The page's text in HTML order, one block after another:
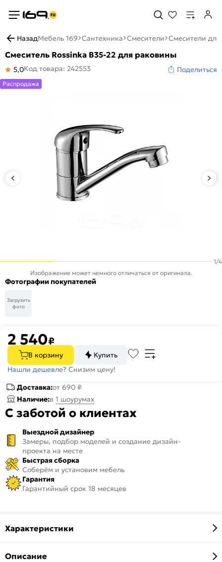
НазадМебель 169 Сантехника Смесители Смесители
Смеситель Rossinka B35-22 для раковины
5,0Код товара: 242553 Поделиться
1/4
Распродажа
Изображение может немного отличаться от оригинала.
Фотографии покупателей
Загрузить
фото
2 540₽
В корзину
Купить
Нашли дешевле? Снизим цену!
Доставка:от 690 ₽
Наличие:в 1 шоурумах
С заботой о клиентах
Выездной дизайнер
Замеры, подбор моделей и создание дизайн-
проекта на месте
Быстрая сборка
Соберём и установим мебель
Гарантия
Гарантийный срок 18 месяцев
Характеристики
Описание